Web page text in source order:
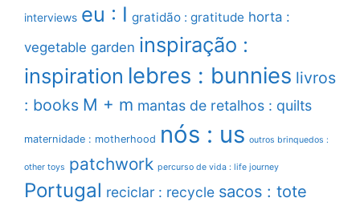
interviews eu : I gratidão : gratitude horta :
vegetable garden inspiração :
inspiration lebres : bunnies livros
: books M + m mantas de retalhos : quilts
maternidade : motherhood nós : us outros brinquedos :
other toys patchwork percurso de vida : life journey
Portugal reciclar : recycle sacos : tote